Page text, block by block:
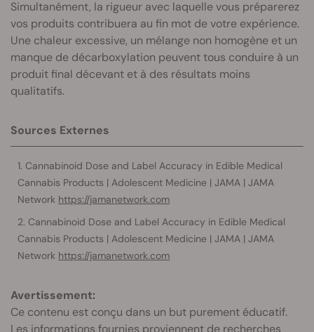
Simultanément, la rigueur avec laquelle vous préparerez
vos produits contribuera au fin mot de votre expérience.
Une chaleur excessive, un mélange non homogène et un
manque de décarboxylation peuvent tous conduire à un
produit final décevant et à des résultats moins
qualitatifs.
Sources Externes
Cannabinoid Dose and Label Accuracy in Edible Medical
Cannabis Products | Adolescent Medicine | JAMA | JAMA
Network https://jamanetwork.com
Cannabinoid Dose and Label Accuracy in Edible Medical
Cannabis Products | Adolescent Medicine | JAMA | JAMA
Network https://jamanetwork.com
Avertissement:
Ce contenu est conçu dans un but purement éducatif.